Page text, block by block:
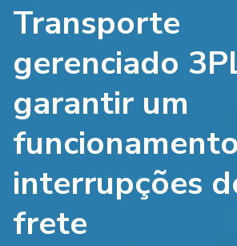
Transporte
gerenciado
garantir um
interrupções
frete